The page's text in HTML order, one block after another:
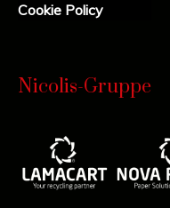
Cookie Policy
Nicolis-Gruppe